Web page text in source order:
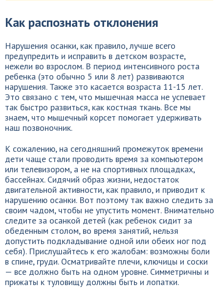
Как распознать отклонения
Нарушения осанки, как правило, лучше всего
предупредить и исправить в детском возрасте,
нежели во взрослом. В период интенсивного роста
ребенка (это обычно 5 или 8 лет) развиваются
нарушения. Также это касается возраста 11-15 лет.
Это связано с тем, что мышечная масса не успевает
так быстро развиться, как костная ткань. Все мы
знаем, что мышечный корсет помогает удерживать
наш позвоночник.
К сожалению, на сегодняшний промежуток времени
дети чаще стали проводить время за компьютером
или телевизором, а не на спортивных площадках,
бассейнах. Сидячий образ жизни, недостаток
двигательной активности, как правило, и приводит к
нарушению осанки. Вот поэтому так важно следить за
своим чадом, чтобы не упустить момент. Внимательно
следите за осанкой детей (как ребенок сидит за
обеденным столом, во время занятий, нельзя
допустить подкладывание одной или обеих ног под
себя). Прислушайтесь к его жалобам: возможны боли
в спине, груди. Осматривайте плечи, ключицы и соски
— все должно быть на одном уровне. Симметричны и
прижаты к туловищу должны быть и лопатки.